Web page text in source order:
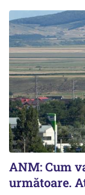
ANM: Cum
următoare.